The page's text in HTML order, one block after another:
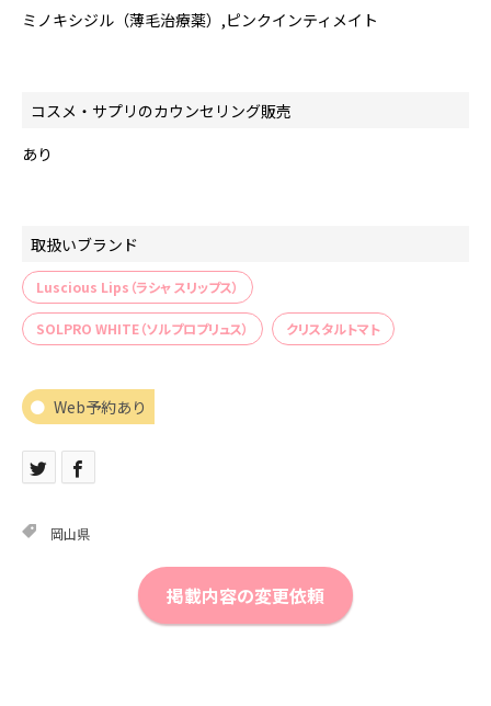
ミノキシジル（薄毛治療薬）,ピンクインティメイト
コスメ・サプリのカウンセリング販売
あり
取扱いブランド
Luscious Lips（ラシャ スリップス）
SOLPRO WHITE（ソルプロプリュス） クリスタルトマト
Web予約あり
岡山県
掲載内容の変更依頼